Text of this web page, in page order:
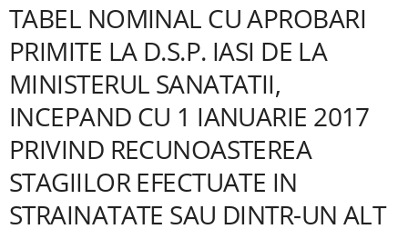
TABEL NOMINAL CU APROBARI
PRIMITE LA D.S.P. IASI DE LA
MINISTERUL SANATATII,
INCEPAND CU 1 IANUARIE 2017
PRIVIND RECUNOASTEREA
STAGIILOR EFECTUATE IN
STRAINATATE SAU DINTR-UN ALT